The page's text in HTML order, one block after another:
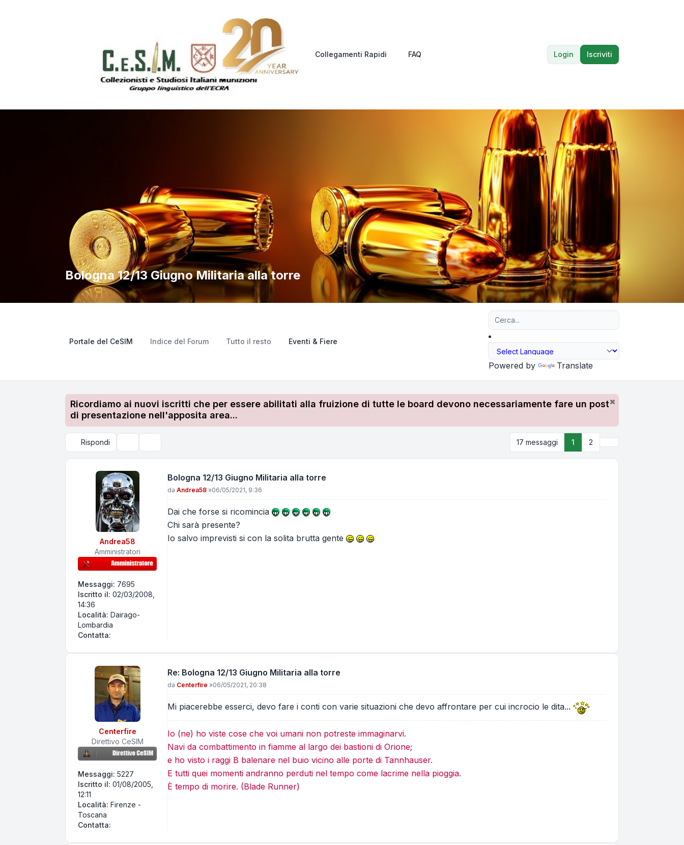
Collegamenti Rapidi FAQ Login Iscriviti
Bologna 12/13 Giugno Militaria alla torre
Portale del CeSIM Indice del Forum Tutto il resto Eventi & Fiere
Powered by Translate
Ricordiamo ai nuovi iscritti che per essere abilitati alla fruizione di tutte le board devono necessariamente fare un post
di presentazione nell'apposita area...
Rispondi 17 messaggi 1 2
Andrea58
Amministratori
Messaggi: 7695
Iscritto il: 02/03/2008,
14:36
Località: Dairago-
Lombardia
Contatta:
Bologna 12/13 Giugno Militaria alla torre
Messaggio
da Andrea58 »06/05/2021, 9:36
Dai che forse si ricomincia
Chi sarà presente?
Io salvo imprevisti si con la solita brutta gente
Centerfire
Direttivo CeSIM
Messaggi: 5227
Iscritto il: 01/08/2005,
12:11
Località: Firenze -
Toscana
Contatta:
Re: Bologna 12/13 Giugno Militaria alla torre
Messaggio
da Centerfire »06/05/2021, 20:38
Mi piacerebbe esserci, devo fare i conti con varie situazioni che devo affrontare per cui incrocio le dita...
Io (ne) ho viste cose che voi umani non potreste immaginarvi.
Navi da combattimento in fiamme al largo dei bastioni di Orione;
e ho visto i raggi B balenare nel buio vicino alle porte di Tannhauser.
E tutti quei momenti andranno perduti nel tempo come lacrime nella pioggia.
È tempo di morire. (Blade Runner)